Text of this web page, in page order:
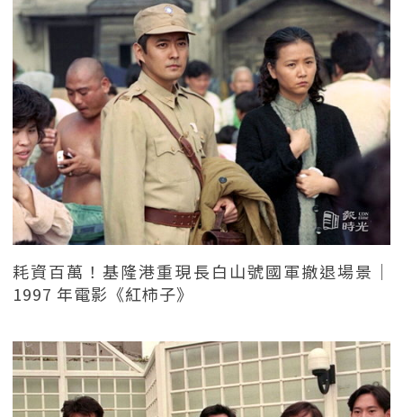
耗資百萬！基隆港重現長白山號國軍撤退場景｜
1997 年電影《紅柿子》